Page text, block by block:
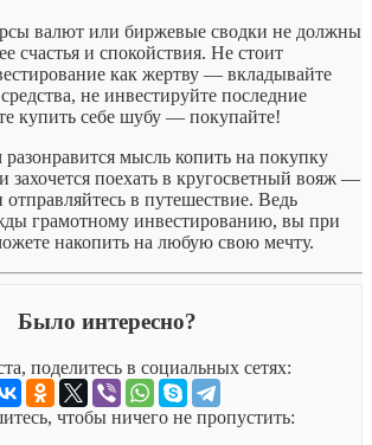
валют или биржевые сводки не должны
счастья и спокойствия. Не стоит
как жертву — вкладывайте
не инвестируйте последние
купить себе шубу — покупайте!
мысль копить на покупку
захочется поехать в кругосветный вояж —
в путешествие. Ведь
грамотному инвестированию, вы при
накопить на любую свою мечту.
Было интересно?
поделитесь в социальных сетях:
чтобы ничего не пропустить: